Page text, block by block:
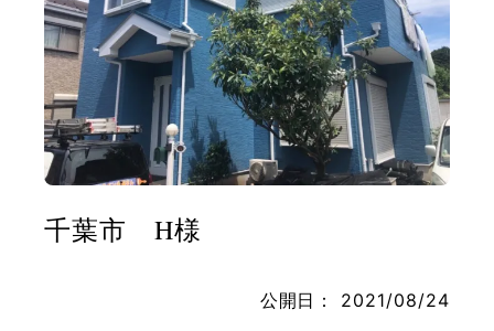
お問い合わせ
千葉市 H様
公開日： 2021/08/24